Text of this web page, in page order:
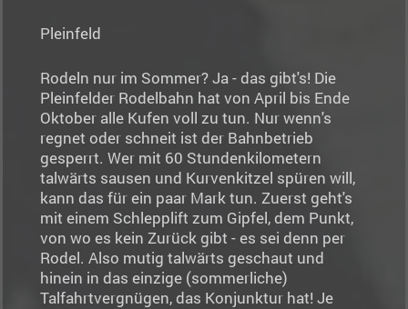
Pleinfeld
Rodeln nur im Sommer? Ja - das gibt's! Die
Pleinfelder Rodelbahn hat von April bis Ende
Oktober alle Kufen voll zu tun. Nur wenn's
regnet oder schneit ist der Bahnbetrieb
gesperrt. Wer mit 60 Stundenkilometern
talwärts sausen und Kurvenkitzel spüren will,
kann das für ein paar Mark tun. Zuerst geht's
mit einem Schlepplift zum Gipfel, dem Punkt,
von wo es kein Zurück gibt - es sei denn per
Rodel. Also mutig talwärts geschaut und
hinein in das einzige (sommerliche)
Talfahrtvergnügen, das Konjunktur hat! Je